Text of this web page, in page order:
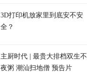
3D打印机放家里到底安不安
全？
主厨时代 | 最贵大排档双生不
夜粥 潮汕扫地僧 预告片